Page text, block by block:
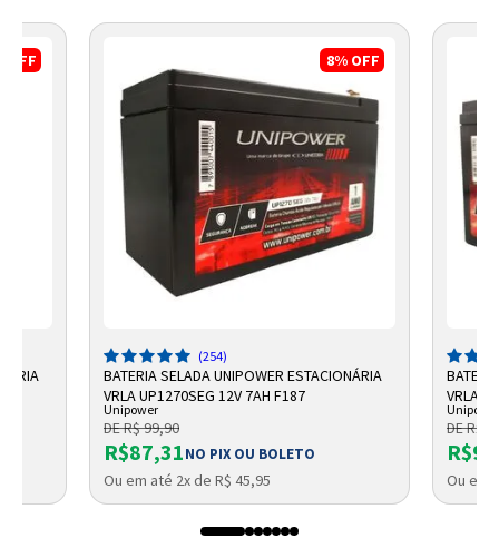
OFF 8% OFF
(254)
BATERIA SELADA UNIPOWER ESTACIONÁRIA
VRLA UP1270SEG 12V 7AH F187
Unipower
DE R$ 99,90
R$87,31NO PIX OU BOLETO
Ou em até 2x de R$ 45,95
VRLA
DE R$
Ou em